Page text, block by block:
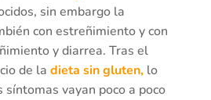
sin embargo la
con estreñimiento y con
y diarrea. Tras el
de la dieta sin gluten,lo
vayan poco a poco